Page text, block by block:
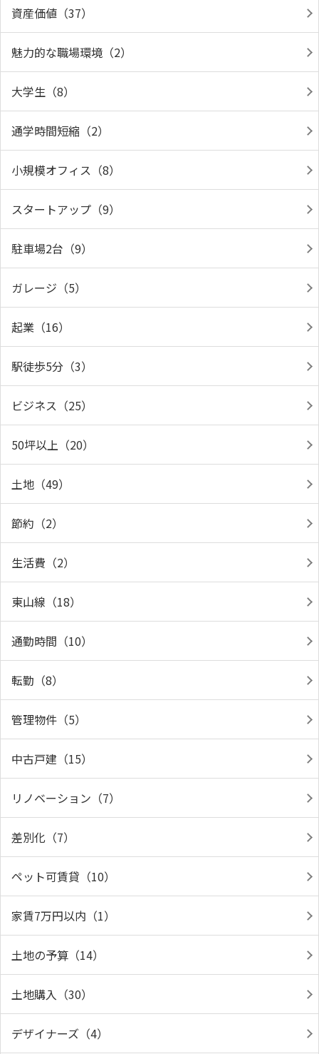
資産価値（37）
魅力的な職場環境（2）
大学生（8）
通学時間短縮（2）
小規模オフィス（8）
スタートアップ（9）
駐車場2台（9）
ガレージ（5）
起業（16）
駅徒歩5分（3）
ビジネス（25）
50坪以上（20）
土地（49）
節約（2）
生活費（2）
東山線（18）
通勤時間（10）
転勤（8）
管理物件（5）
中古戸建（15）
リノベーション（7）
差別化（7）
ペット可賃貸（10）
家賃7万円以内（1）
土地の予算（14）
土地購入（30）
デザイナーズ（4）